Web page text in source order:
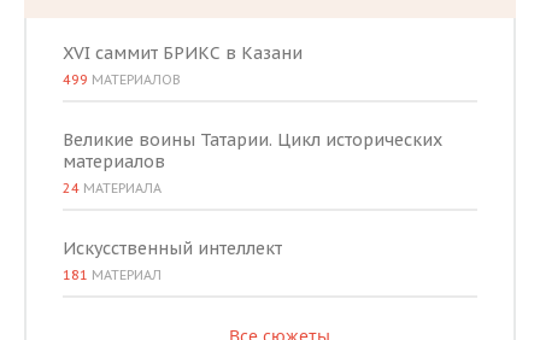
XVI саммит БРИКС в Казани
499 МАТЕРИАЛОВ
Великие воины Татарии. Цикл исторических
материалов
24 МАТЕРИАЛА
Искусственный интеллект
181 МАТЕРИАЛ